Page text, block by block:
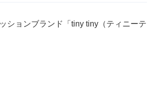
ションブランド「tiny tiny（ティニーテ